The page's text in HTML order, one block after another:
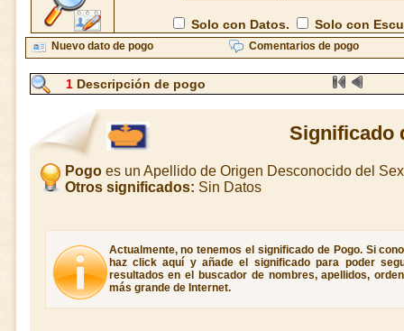
Solo con Datos. Solo con
Nuevo dato de pogo Comentarios de pogo
1 Descripción de pogo
Significado
Pogoes un Apellido de Origen Desconocido del
Otros significados: Sin Datos
Actualmente, no tenemos el significado de Pogo. Si
haz click aquí y añade el significado para poder
resultados en el buscador de nombres, apellidos,
más grande de Internet.